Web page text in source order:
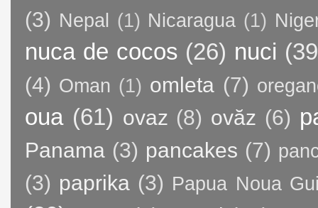
(3) Nepal (1) Nicaragua (1)
nuca de cocos (26) nuci
(4) Oman (1) omleta (7)
oua (61) ovaz (8) ovăz (6)
Panama (3) pancakes (7)
(3) paprika (3) Papua Noua